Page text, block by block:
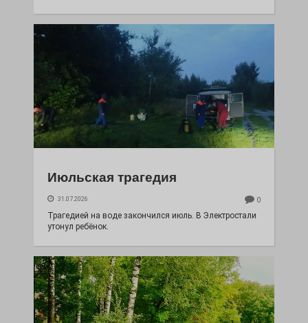
Июльская трагедия
31.07.2026 0
Трагедией на воде закончился июль. В Электростали
утонул ребёнок.